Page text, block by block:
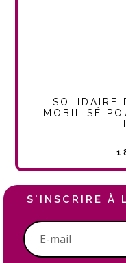
SOLIDAIRE
MOBILISÉ
S'INSCRIRE À